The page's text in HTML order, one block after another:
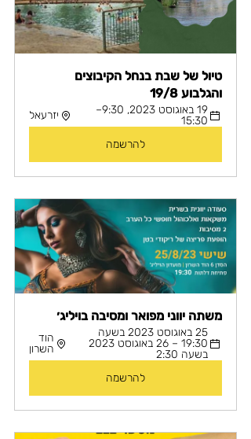
טיול של שבת בנחל הקיבוצים
והגלבוע 19/8
19 באוגוסט 2023, 9:30–
15:30
יזרעאל
להרשמה
משתה יווני מפואר ומסיבה בויליג׳
25 באוגוסט 2023 בשעה
בשעה 2:30
הוד
השרון
להרשמה